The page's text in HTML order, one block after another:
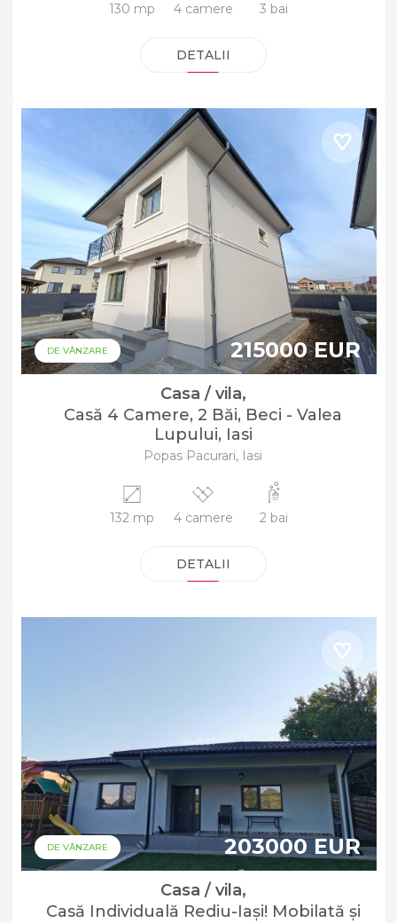
130 mp 4 camere 3 bai
DETALII
DE VÂNZARE 215000 EUR
Casa / vila,
Casă 4 Camere, 2 Băi, Beci - Valea
Lupului, Iasi
Popas Pacurari, Iasi
132 mp 4 camere 2 bai
DETALII
DE VÂNZARE 203000 EUR
Casa / vila,
Casă Individuală Rediu-Iași! Mobilată și